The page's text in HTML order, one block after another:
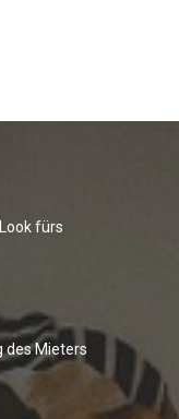
fürs
des Mieters